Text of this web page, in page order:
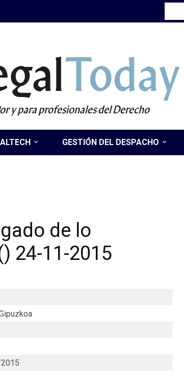
Today
y para profesionales del Derecho
GESTIÓN DEL DESPACHO
de lo
24-11-2015